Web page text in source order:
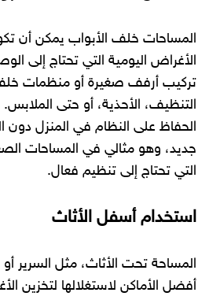
المساحات خلف الأبواب يمكن أن
الأغراض اليومية التي تحتاج إلى
تركيب أرفف صغيرة أو منظمات خلف
التنظيف، الأحذية، أو حتى
الحفاظ على النظام في المنزل دون
جديد، وهو مثالي في المساحات
التي تحتاج إلى تنظيم فعال.
استخدام أسفل الأثاث
المساحة تحت الأثاث، مثل السرير
أفضل الأماكن لاستغلالها لتخزين